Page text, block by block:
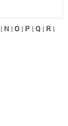
| N | O | P | Q | R |